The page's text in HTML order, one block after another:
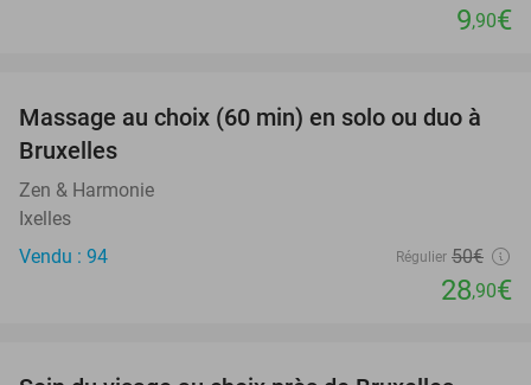
9,90€
42%
Massage au choix (60 min) en solo ou duo à
Bruxelles
Zen & Harmonie
Ixelles
Vendu : 94
Régulier 50€
28,90€